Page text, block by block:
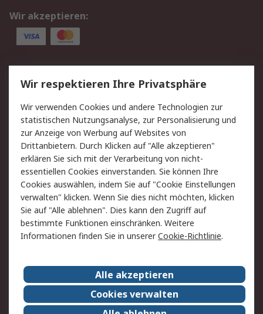
Wir akzeptieren:
Service
Value Added Services
Lieferlösungen
Rücksendung/Entsorgung Kontakt
Hilfe
Rechtliches
RS Verkaufs- und
Lieferbedingungen
Datenschutz
Cookie-Richtlinie
Zahlungsbedingungen
Impressum
Webseite Konditionen
RS weltweit
Karriere bei RS
Nachhaltigkeit
Qualität/Zertifikate
Presse-Center
Wir respektieren Ihre Privatsphäre
Wir verwenden Cookies und andere Technologien zur
statistischen Nutzungsanalyse, zur Personalisierung und
zur Anzeige von Werbung auf Websites von
Drittanbietern. Durch Klicken auf "Alle akzeptieren"
erklären Sie sich mit der Verarbeitung von nicht-
essentiellen Cookies einverstanden. Sie können Ihre
Cookies auswählen, indem Sie auf "Cookie Einstellungen
verwalten" klicken. Wenn Sie dies nicht möchten, klicken
Sie auf "Alle ablehnen". Dies kann den Zugriff auf
bestimmte Funktionen einschränken. Weitere
Informationen finden Sie in unsererCookie-Richtlinie.
Alle akzeptieren
Cookies verwalten